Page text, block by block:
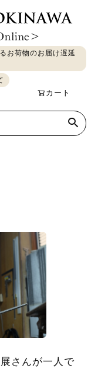
お荷物のお届け遅延
サー 染織 食品
カート
さんが一人で
ジ
へ